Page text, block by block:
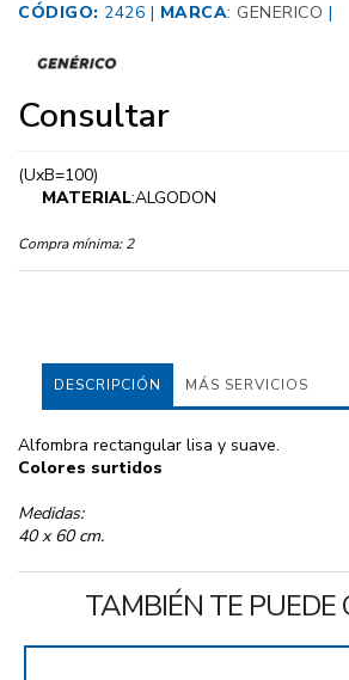
CÓDIGO: 2426 | MARCA: GENERICO |
Consultar
(UxB=100)
MATERIAL:ALGODON
Compra mínima: 2
DESCRIPCIÓN MÁS SERVICIOS
Alfombra rectangular lisa y suave.
Colores surtidos
Medidas:
40 x 60 cm.
TAMBIÉN TE PUEDE